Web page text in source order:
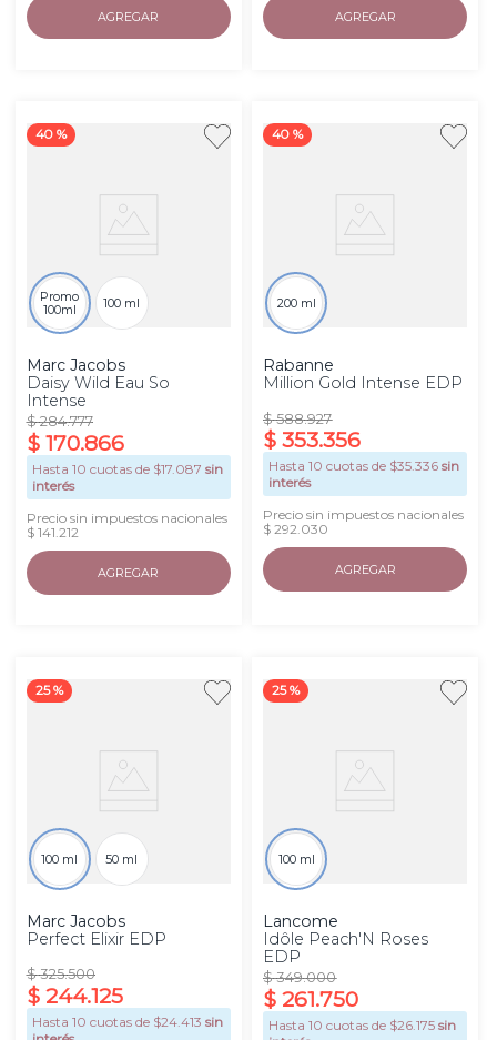
AGREGAR AGREGAR
40 %
Promo
100ml
100 ml
Marc Jacobs
Daisy Wild Eau So
Intense
$ 284.777
$ 170.866
Hasta 10 cuotas de $17.087 sin
interés
Precio sin impuestos nacionales
$ 141.212
AGREGAR
40 %
200 ml
Rabanne
Million Gold Intense EDP
$ 588.927
$ 353.356
Hasta10 cuotas de $35.336 sin
interés
Precio sin impuestos nacionales
$ 292.030
AGREGAR
25 %
100 ml 50 ml
Marc Jacobs
Perfect Elixir EDP
$ 325.500
$ 244.125
Hasta 10 cuotas de $24.413 sin
25 %
100 ml
Lancome
Idôle Peach'N Roses
EDP
$ 349.000
$ 261.750
Hasta10 cuotas de $26.175 sin